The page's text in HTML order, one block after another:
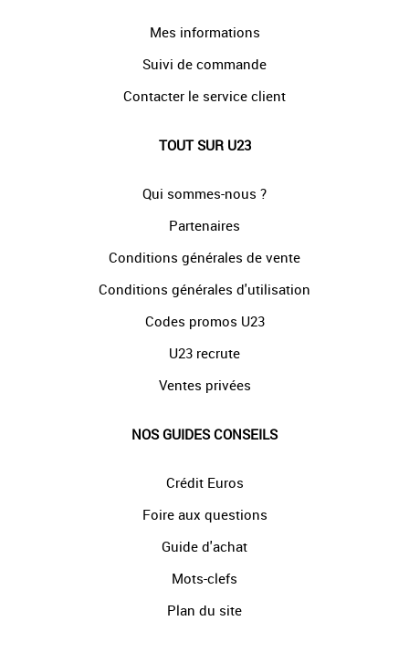
Mes informations
Suivi de commande
Contacter le service client
TOUT SUR U23
Qui sommes-nous ?
Partenaires
Conditions générales de vente
Conditions générales d'utilisation
Codes promos U23
U23 recrute
Ventes privées
NOS GUIDES CONSEILS
Crédit Euros
Foire aux questions
Guide d'achat
Mots-clefs
Plan du site